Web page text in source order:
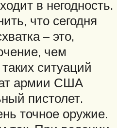
в негодность.
что сегодня
– это,
чем
ситуаций
армии США
пистолет.
точное оружие.